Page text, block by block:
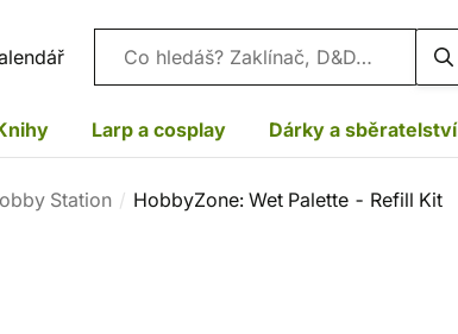
Vyhledávání
Larp a cosplay Dárky a sběratelství
Station HobbyZone: Wet Palette - Refill Kit